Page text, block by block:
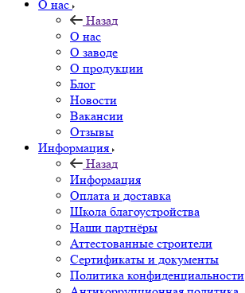
О нас
Назад
О нас
О заводе
О продукции
Блог
Новости
Вакансии
Отзывы
Информация
Назад
Информация
Оплата и доставка
Школа благоустройства
Наши партнёры
Аттестованные строители
Сертификаты и документы
Политика конфиденциальности